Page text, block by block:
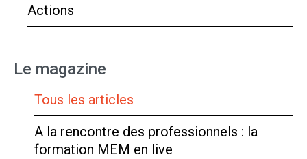
Actions
Le magazine
Tous les articles
A la rencontre des professionnels : la
formation MEM en live